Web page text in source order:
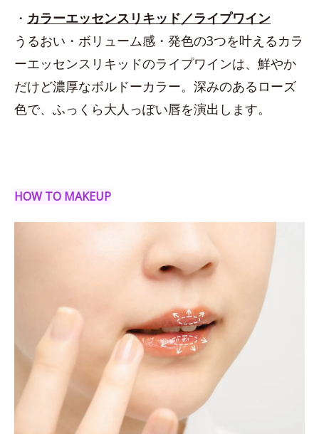
・ カラーエッセンスリキッド／ライプワイン
うるおい・ボリューム感・発色の3つを叶えるカラ
ーエッセンスリキッドのライプワインは、鮮やか
だけど濃厚なボルドーカラー。深みのあるローズ
色で、ふっくら大人っぽい唇を演出します。
HOW TO MAKEUP